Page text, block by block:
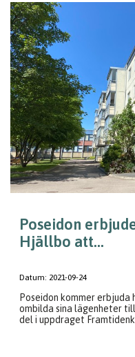
Poseidon
Hjällbo att...
Datum: 2021-09-24
Poseidon kommer
ombilda sina lägenheter
del i uppdraget